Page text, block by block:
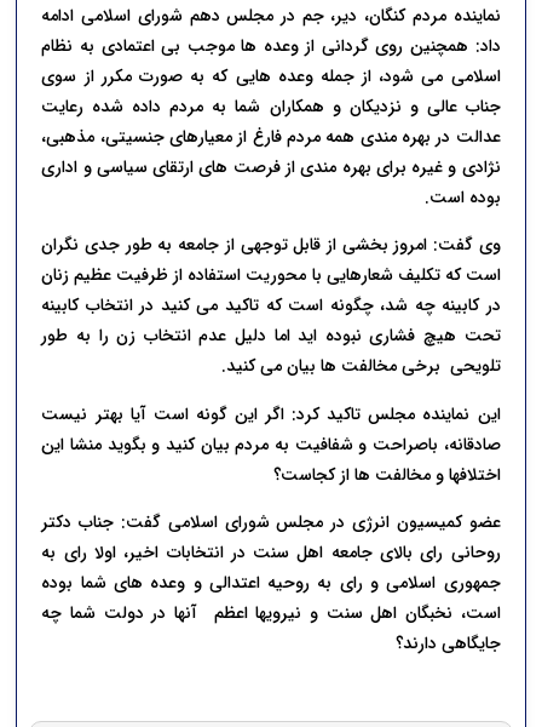
نماینده مردم کنگان، دیر، جم در مجلس دهم شورای اسلامی ادامه
داد: همچنین روی گردانی از وعده ها موجب بی اعتمادی به نظام
اسلامی می شود، از جمله وعده هایی که به صورت مکرر از سوی
جناب عالی و نزدیکان و همکاران شما به مردم داده شده رعایت
عدالت در بهره مندی همه مردم فارغ از معیارهای جنسیتی، مذهبی،
نژادی و غیره برای بهره مندی از فرصت های ارتقای سیاسی و اداری
بوده است.
وی گفت: امروز بخشی از قابل توجهی از جامعه به طور جدی نگران
است که تکلیف شعارهایی با محوریت استفاده از ظرفیت عظیم زنان
در کابینه چه شد، چگونه است که تاکید می کنید در انتخاب کابینه
تحت هیچ فشاری نبوده اید اما دلیل عدم انتخاب زن را به طور
تلویحی برخی مخالفت ها بیان می کنید.
این نماینده مجلس تاکید کرد: اگر این گونه است آیا بهتر نیست
صادقانه، باصراحت و شفافیت به مردم بیان کنید و بگوید منشا این
اختلافها و مخالفت ها از کجاست؟
عضو کمیسیون انرژی در مجلس شورای اسلامی گفت: جناب دکتر
روحانی رای بالای جامعه اهل سنت در انتخابات اخیر، اولا رای به
جمهوری اسلامی و رای به روحیه اعتدالی و وعده های شما بوده
است، نخبگان اهل سنت و نیرویها اعظم آنها در دولت شما چه
جایگاهی دارند؟